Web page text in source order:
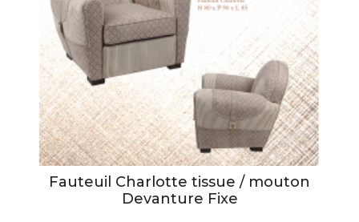
Fauteuil Charlotte tissue / mouton
Devanture Fixe